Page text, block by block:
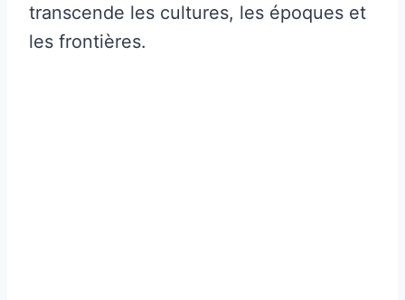
transcende les cultures, les époques et
les frontières.